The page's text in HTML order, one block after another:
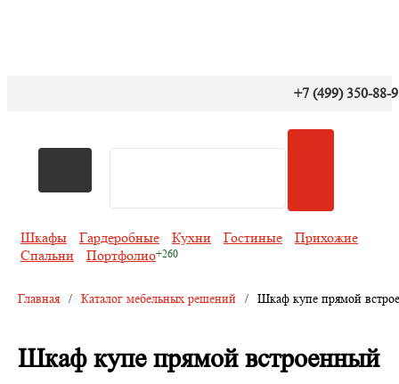
+7 (499) 350-88-
Шкафы Гардеробные Кухни Гостиные
Прихожие
Спальни
Портфолио
Главная / Каталог мебельных решений / Шкаф купе прямой
Шкаф купе прямой встроенный